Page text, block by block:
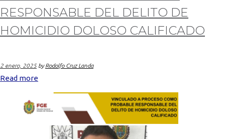
RESPONSABLE DEL DELITO DE
HOMICIDIO DOLOSO CALIFICADO
2 enero, 2025 byRodolfo Cruz Landa
Read more